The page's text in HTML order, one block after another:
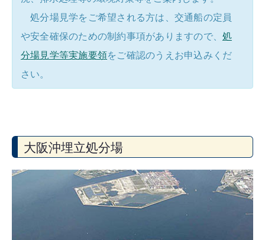
処分場見学をご希望される方は、交通船の定員
や安全確保のための制約事項がありますので、 処
分場見学等実施要領をご確認のうえお申込みくだ
さい。
大阪沖埋立処分場